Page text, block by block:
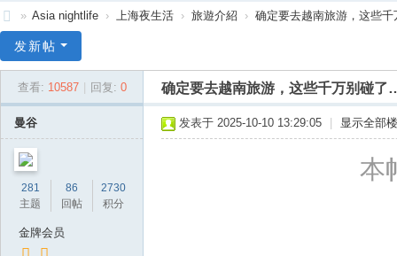
搜
南
» Asia nightlife › 上海夜生活 › 旅遊介紹 › 确定要去越南旅游，这些
发新帖
查看: 10587 回复: 0 确定要去越南旅游，这些千万别碰了
曼谷
281
主题
86
回帖
2730
积分
金牌会员
发表于 2025-10-10 13:29:05 显示全部
本